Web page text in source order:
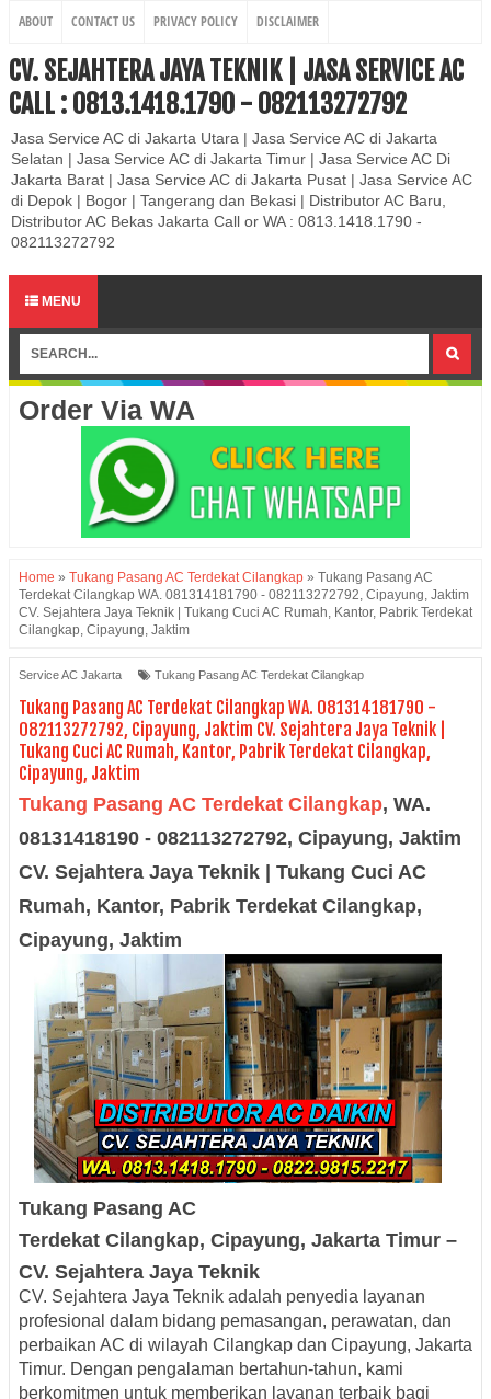
ABOUT CONTACT US PRIVACY POLICY DISCLAIMER
CV. SEJAHTERA JAYA TEKNIK | JASA SERVICE AC
CALL : 0813.1418.1790 - 082113272792
Jasa Service AC di Jakarta Utara | Jasa Service AC di Jakarta
Selatan | Jasa Service AC di Jakarta Timur | Jasa Service AC Di
Jakarta Barat | Jasa Service AC di Jakarta Pusat | Jasa Service AC
di Depok | Bogor | Tangerang dan Bekasi | Distributor AC Baru,
Distributor AC Bekas Jakarta Call or WA : 0813.1418.1790 -
082113272792
MENU
Order Via WA
Home » Tukang Pasang AC Terdekat Cilangkap » Tukang Pasang AC
Terdekat Cilangkap WA. 081314181790 - 082113272792, Cipayung, Jaktim
CV. Sejahtera Jaya Teknik | Tukang Cuci AC Rumah, Kantor, Pabrik Terdekat
Cilangkap, Cipayung, Jaktim
Service AC Jakarta Tukang Pasang AC Terdekat Cilangkap
Tukang Pasang AC Terdekat Cilangkap WA. 081314181790 -
082113272792, Cipayung, Jaktim CV. Sejahtera Jaya Teknik |
Tukang Cuci AC Rumah, Kantor, Pabrik Terdekat Cilangkap,
Cipayung, Jaktim
Tukang Pasang AC Terdekat Cilangkap, WA.
08131418190 - 082113272792, Cipayung, Jaktim
CV. Sejahtera Jaya Teknik | Tukang Cuci AC
Rumah, Kantor, Pabrik Terdekat Cilangkap,
Cipayung, Jaktim
Tukang Pasang AC
Terdekat Cilangkap, Cipayung, Jakarta Timur –
CV. Sejahtera Jaya Teknik
CV. Sejahtera Jaya Teknik adalah penyedia layanan
profesional dalam bidang pemasangan, perawatan, dan
perbaikan AC di wilayah Cilangkap dan Cipayung, Jakarta
Timur. Dengan pengalaman bertahun-tahun, kami
berkomitmen untuk memberikan layanan terbaik bagi